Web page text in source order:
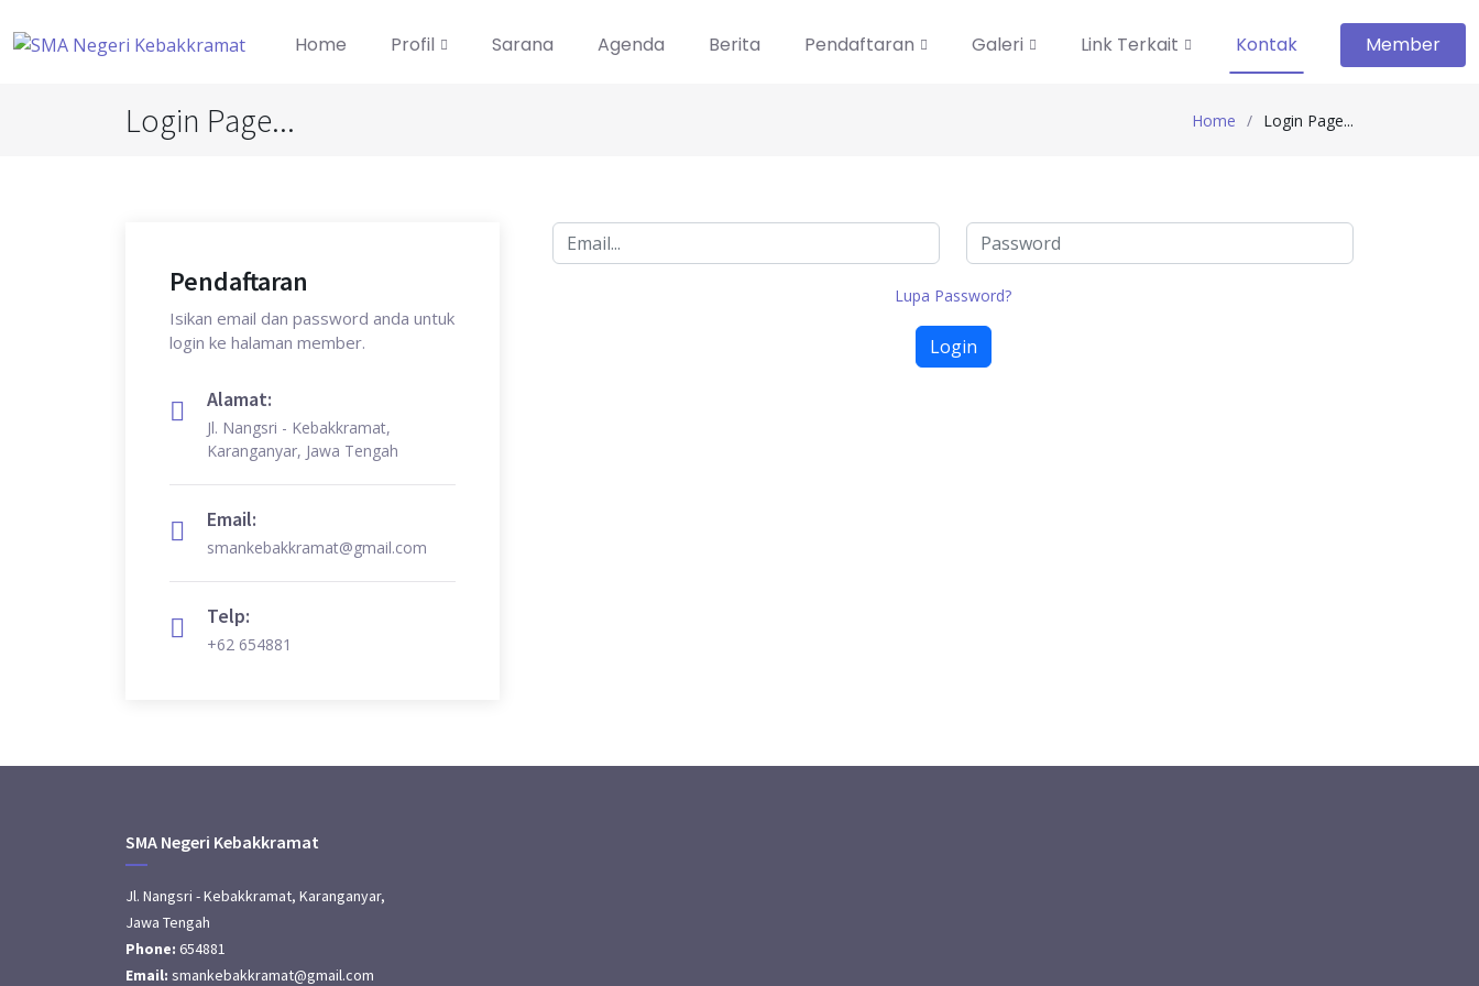
Home Profil Sarana Agenda Berita Pendaftaran Galeri Link Terkait Kontak Member
Login Page... Home Login Page...
Pendaftaran
Isikan email dan password anda untuk
login ke halaman member.
Alamat:
Jl. Nangsri - Kebakkramat,
Karanganyar, Jawa Tengah
Email:
smankebakkramat@gmail.com
Telp:
+62 654881
Lupa Password?
Login
SMA Negeri Kebakkramat
Jl. Nangsri - Kebakkramat, Karanganyar,
Jawa Tengah
Phone: 654881
Email: smankebakkramat@gmail.com